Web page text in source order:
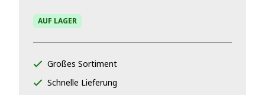
AUF LAGER
Großes Sortiment
Schnelle Lieferung